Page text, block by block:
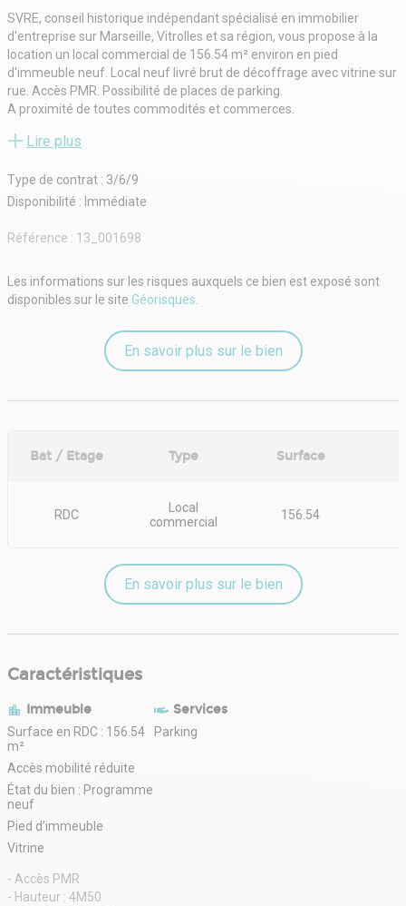
SVRE, conseil historique indépendant spécialisé en immobilier
d'entreprise sur Marseille, Vitrolles et sa région, vous propose à la
location un local commercial de 156.54 m² environ en pied
d'immeuble neuf. Local neuf livré brut de décoffrage avec vitrine sur
rue. Accès PMR. Possibilité de places de parking.
A proximité de toutes commodités et commerces.
- Type de bail : Commercial
- Préavis : 3 mois
- Fiscalité : TVA
- Indexation : Annuelle, date prise effet
Lire plus
Type de contrat : 3/6/9
Disponibilité : Immédiate
Référence : 13_001698
Les informations sur les risques auxquels ce bien est exposé sont
disponibles sur le site Géorisques.
En savoir plus sur le bien
Bat / Etage Type Surface
RDC
Local
commercial
156.54
En savoir plus sur le bien
Caractéristiques
Immeuble
Surface en RDC : 156.54
m²
Accès mobilité réduite
État du bien : Programme
neuf
Pied d’immeuble
Vitrine
Services
Parking
- Accès PMR
- Hauteur : 4M50